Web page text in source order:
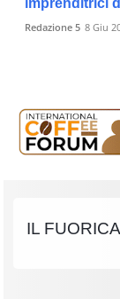
Redazione 5 8 Giu